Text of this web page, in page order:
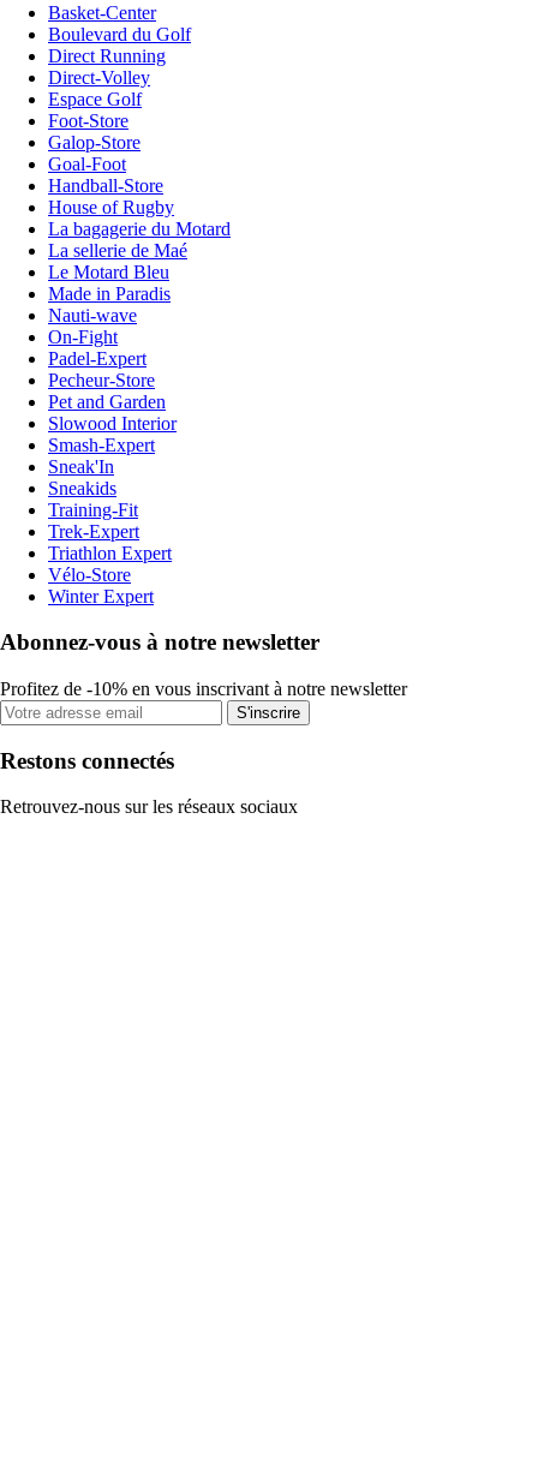
Basket-Center
Boulevard du Golf
Direct Running
Direct-Volley
Espace Golf
Foot-Store
Galop-Store
Goal-Foot
Handball-Store
House of Rugby
La bagagerie du Motard
La sellerie de Maé
Le Motard Bleu
Made in Paradis
Nauti-wave
On-Fight
Padel-Expert
Pecheur-Store
Pet and Garden
Slowood Interior
Smash-Expert
Sneak'In
Sneakids
Training-Fit
Trek-Expert
Triathlon Expert
Vélo-Store
Winter Expert
Abonnez-vous à notre newsletter
Profitez de -10% en vous inscrivant à notre newsletter
S'inscrire
Restons connectés
Retrouvez-nous sur les réseaux sociaux